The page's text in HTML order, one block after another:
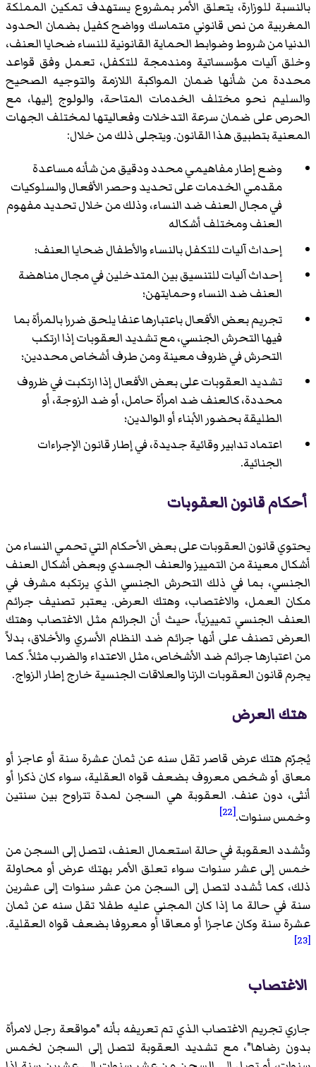
بالنسبة للوزارة، يتعلق الأمر بمشروع يستهدف تمكين المملكة
المغربية من نص قانوني متماسك وواضح كفيل بضمان الحدود
الدنيا من شروط وضوابط الحماية القانونية للنساء ضحايا العنف،
وخلق آليات مؤسساتية ومندمجة للتكفل، تعمل وفق قواعد
محددة من شأنها ضمان المواكبة اللازمة والتوجيه الصحيح
والسليم نحو مختلف الخدمات المتاحة، والولوج إليها، مع
الحرص على ضمان سرعة التدخلات وفعاليتها لمختلف الجهات
المعنية بتطبيق هذا القانون. ويتجلى ذلك من خلال:
وضع إطار مفاهيمي محدد ودقيق من شأنه مساعدة
مقدمي الخدمات على تحديد وحصر الأفعال والسلوكيات
في مجال العنف ضد النساء، وذلك من خلال تحديد مفهوم
العنف ومختلف أشكاله
إحداث آليات للتكفل بالنساء والأطفال ضحايا العنف؛
إحداث آليات للتنسيق بين المتدخلين في مجال مناهضة
العنف ضد النساء وحمايتهن؛
تجريم بعض الأفعال باعتبارها عنفا يلحق ضررا بالمرأة بما
فيها التحرش الجنسي، مع تشديد العقوبات إذا ارتكب
التحرش في ظروف معينة ومن طرف أشخاص محددين؛
تشديد العقوبات على بعض الأفعال إذا ارتكبت في ظروف
محددة، كالعنف ضد امرأة حامل، أو ضد الزوجة، أو
الطليقة بحضور الأبناء أو الوالدين؛
اعتماد تدابير وقائية جديدة، في إطار قانون الإجراءات
الجنائية.
أحكام قانون العقوبات
يحتوي قانون العقوبات على بعض الأحكام التي تحمي النساء من
أشكال معينة من التمييز والعنف الجسدي وبعض أشكال العنف
الجنسي، بما في ذلك التحرش الجنسي الذي يرتكبه مشرف في
مكان العمل، والاغتصاب، وهتك العرض. يعتبر تصنيف جرائم
العنف الجنسي تمييزياً، حيث أن الجرائم مثل الاغتصاب وهتك
العرض تصنف على أنها جرائم ضد النظام الأسري والأخلاق، بدلاً
من اعتبارها جرائم ضد الأشخاص، مثل الاعتداء والضرب مثلاً. كما
يجرم قانون العقوبات الزنا والعلاقات الجنسية خارج إطار الزواج.
هتك العرض
يُجرّم هتك عرض قاصر تقل سنه عن ثمان عشرة سنة أو عاجز أو
معاق أو شخص معروف بضعف قواه العقلية، سواء كان ذكرا أو
أنثى، دون عنف. العقوبة هي السجن لمدة تتراوح بين سنتين
وخمس سنوات.[22]
وتُشدد العقوبة في حالة استعمال العنف، لتصل إلى السجن من
خمس إلى عشر سنوات سواء تعلق الأمر بهتك عرض أو محاولة
ذلك، كما تُشدد لتصل إلى السجن من عشر سنوات إلى عشرين
سنة في حالة ما إذا كان المجني عليه طفلا تقل سنه عن ثمان
عشرة سنة وكان عاجزا أو معاقا أو معروفا بضعف قواه العقلية.
[23]
الاغتصاب
جاري تجريم الاغتصاب الذي تم تعريفه بأنه "مواقعة رجل لامرأة
بدون رضاها"، مع تشديد العقوبة لتصل إلى السجن لخمس